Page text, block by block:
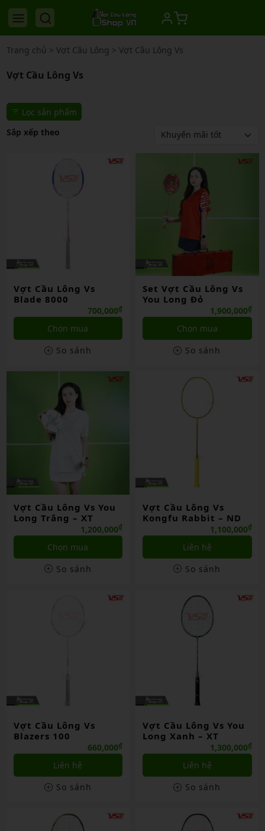
Trang chủ > Vợt Cầu Lông > Vợt Cầu Lông Vs
Vợt Cầu Lông Vs
Lọc sản phẩm
Sắp xếp theo
Vợt Cầu Lông Vs
Blade 8000
700,000₫
Chọn mua
So sánh
Set Vợt Cầu Lông Vs
You Long Đỏ
1,900,000₫
Chọn mua
So sánh
Vợt Cầu Lông Vs You
Long Trắng – XT
1,200,000₫
Chọn mua
So sánh
Vợt Cầu Lông Vs
Kongfu Rabbit – ND
1,100,000₫
Liên hệ
So sánh
Vợt Cầu Lông Vs
Blazers 100
660,000₫
Liên hệ
So sánh
Vợt Cầu Lông Vs You
Long Xanh – XT
1,300,000₫
Liên hệ
So sánh